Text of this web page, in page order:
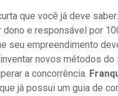
que você já deve saber:
dono e responsável por
seu empreendimento
novos métodos do
a concorrência.
já possui um guia de